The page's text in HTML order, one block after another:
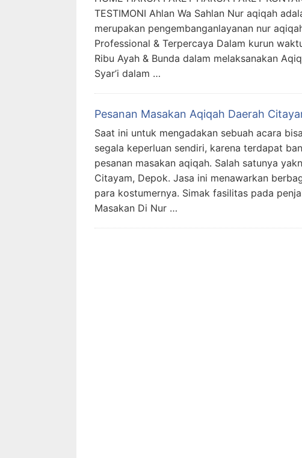
TESTIMONI Ahlan Wa Sahlan Nur aqiqah
merupakan pengembanganlayanan nur
Professional & Terpercaya Dalam kurun
Ribu Ayah & Bunda dalam melaksanakan
Syar’i dalam …
Pesanan Masakan Aqiqah Daerah
Saat ini untuk mengadakan sebuah acara
segala keperluan sendiri, karena terdapat
pesanan masakan aqiqah. Salah satunya
Citayam, Depok. Jasa ini menawarkan
para kostumernya. Simak fasilitas pada
Masakan Di Nur …